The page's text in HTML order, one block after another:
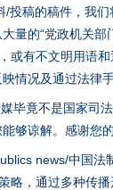
投稿的稿件，我
量的“党政机关
或有不文明用语
情况及通过法律
毕竟不是国家司
够谅解。感谢您
news/中国法
略，通过多种传